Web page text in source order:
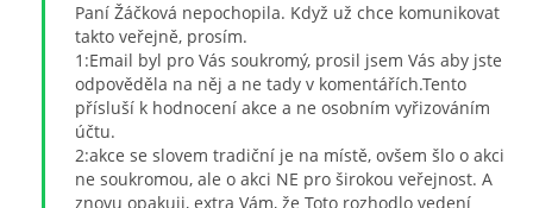
Paní Žáčková nepochopila. Když už chce komunikovat
takto veřejně, prosím.
1:Email byl pro Vás soukromý, prosil jsem Vás aby jste
odpověděla na něj a ne tady v komentářích.Tento
přísluší k hodnocení akce a ne osobním vyřizováním
účtu.
2:akce se slovem tradiční je na místě, ovšem šlo o akci
ne soukromou, ale o akci NE pro širokou veřejnost. A
znovu opakuji, extra Vám, že Toto rozhodlo vedení